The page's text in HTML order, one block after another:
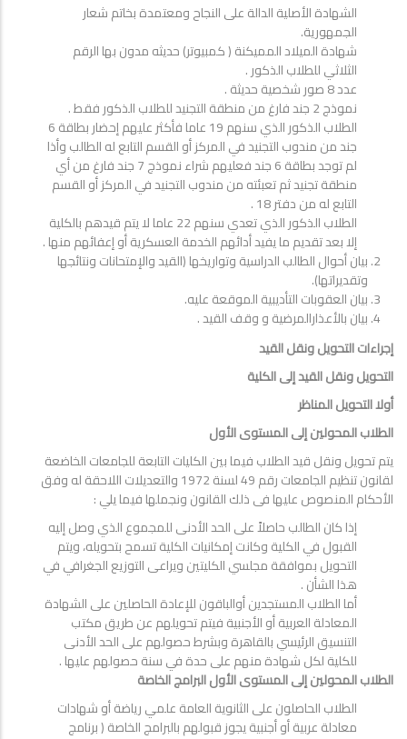
الشهادة الأصلية الدالة على النجاح ومعتمدة بخاتم شعار
الجمهورية.
شهادة الميلاد المميكنة ( كمبيوتر) حديثه مدون بها الرقم
الثلاثي للطلاب الذكور .
عدد 8 صور شخصية حديثة .
نموذج 2 جند فارغ من منطقة التجنيد للطلاب الذكور فقط .
الطلاب الذكور الذي سنهم 19 عاما فأكثر عليهم إحضار بطاقة 6
جند من مندوب التجنيد في المركز أو القسم التابع له الطالب وأذا
لم توجد بطاقة 6 جند فعليهم شراء نموذج 7 جند فارغ من أي
منطقة تجنيد ثم تعبئته من مندوب التجنيد في المركز أو القسم
التابع له من دفتر 18 .
الطلاب الذكور الذي تعدي سنهم 22 عاما لا يتم قيدهم بالكلية
إلا بعد تقديم ما يفيد أدائهم الخدمة العسكرية أو إعفائهم منها .
بيان أحوال الطالب الدراسية وتواريخها (القيد والإمتحانات ونتائجها
وتقديراتها).
بيان العقوبات التأديبية الموقعة عليه.
بيان بالأعذارالمرضية و وقف القيد .
إجراءات التحويل ونقل القيد
التحويل ونقل القيد إلى الكلية
أولا التحويل المناظر
الطلاب المحولين إلى المستوى الأول
يتم تحويل ونقل قيد الطلاب فيما بين الكليات التابعة للجامعات الخاضعة
لقانون تنظيم الجامعات رقم 49 لسنة 1972 والتعديلات اللاحقة له وفق
الأحكام المنصوص عليها فى ذلك القانون ونجملها فيما يلي :
إذا كان الطالب حاصلاً على الحد الأدنى للمجموع الذي وصل إليه
القبول في الكلية وكانت إمكانيات الكلية تسمح بتحويله، ويتم
التحويل بموافقة مجلسي الكليتين ويراعى التوزيع الجغرافي في
هذا الشأن .
أما الطلاب المستجدين أوالباقون للإعادة الحاصلين على الشهادة
المعادلة العربية أو الأجنبية فيتم تحويلهم عن طريق مكتب
التنسيق الرئيسي بالقاهرة وبشرط حصولهم على الحد الأدنى
للكلية لكل شهادة منهم على حدة في سنة حصولهم عليها .
الطلاب المحولين إلى المستوى الأول البرامج الخاصة
الطلاب الحاصلون على الثانوية العامة علمي رياضة أو شهادات
معادلة عربية أو أجنبية يجوز قبولهم بالبرامج الخاصة ( برنامج